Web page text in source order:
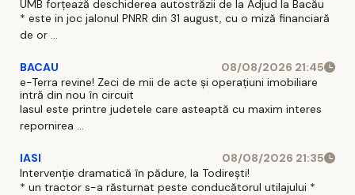
UMB forțează deschiderea autostrăzii de la Adjud la Bacău
* este in joc jalonul PNRR din 31 august, cu o miză financiară
de or ...
BACAU
08/08/2026 21:45
e-Terra revine! Zeci de mii de acte și operațiuni imobiliare
intră din nou în circuit
Iasul este printre judetele care asteaptă cu maxim interes
repornirea ...
IASI
08/08/2026 21:35
Intervenție dramatică în pădure, la Todirești!
* un tractor s-a răsturnat peste conducătorul utilajului *